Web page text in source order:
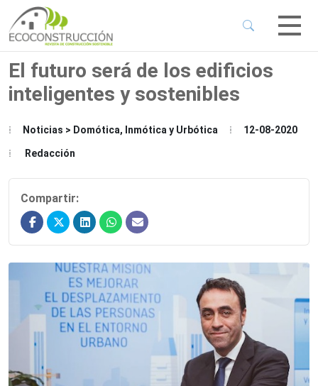
Menu
Menu
El futuro será de los edificios
inteligentes y sostenibles
Noticias > Domótica, Inmótica y Urbótica 12-08-2020
Redacción
Compartir: